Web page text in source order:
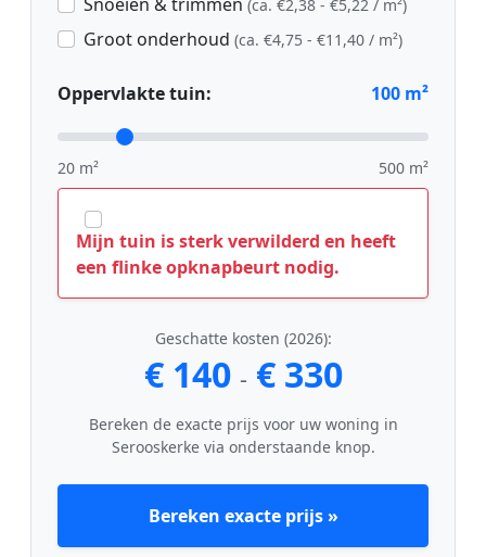
(ca. €2,38 - €5,22 / m²)
Groot onderhoud (ca. €4,75 - €11,40 / m²)
Oppervlakte tuin: 100 m²
20 m² 500 m²
Mijn tuin is sterk verwilderd en heeft
een flinke opknapbeurt nodig.
Geschatte kosten (2026):
€ 140 - € 330
Bereken de exacte prijs voor uw woning in
Serooskerke via onderstaande knop.
Bereken exacte prijs »